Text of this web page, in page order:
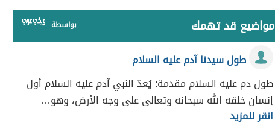
مواضيع قد تهمك بواسطة
طول سيدنا آدم عليه السلام
طول دم عليه السلام مقدمة: يُعدّ النبي آدم عليه السلام أول
إنسان خلقه الله سبحانه وتعالى على وجه الأرض، وهو…
انقر للمزيد